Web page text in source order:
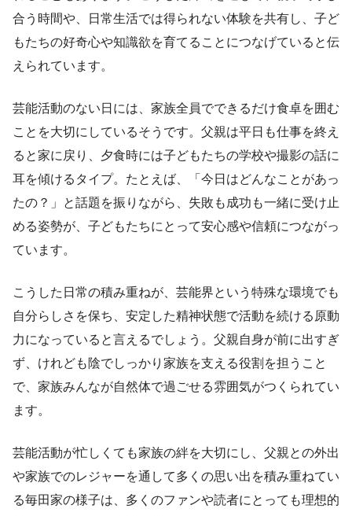
合う時間や、日常生活では得られない体験を共有し、子ど
もたちの好奇心や知識欲を育てることにつなげていると伝
えられています。
芸能活動のない日には、家族全員でできるだけ食卓を囲む
ことを大切にしているそうです。父親は平日も仕事を終え
ると家に戻り、夕食時には子どもたちの学校や撮影の話に
耳を傾けるタイプ。たとえば、「今日はどんなことがあっ
たの？」と話題を振りながら、失敗も成功も一緒に受け止
める姿勢が、子どもたちにとって安心感や信頼につながっ
ています。
こうした日常の積み重ねが、芸能界という特殊な環境でも
自分らしさを保ち、安定した精神状態で活動を続ける原動
力になっていると言えるでしょう。父親自身が前に出すぎ
ず、けれども陰でしっかり家族を支える役割を担うこと
で、家族みんなが自然体で過ごせる雰囲気がつくられてい
ます。
芸能活動が忙しくても家族の絆を大切にし、父親との外出
や家族でのレジャーを通して多くの思い出を積み重ねてい
る毎田家の様子は、多くのファンや読者にとっても理想的